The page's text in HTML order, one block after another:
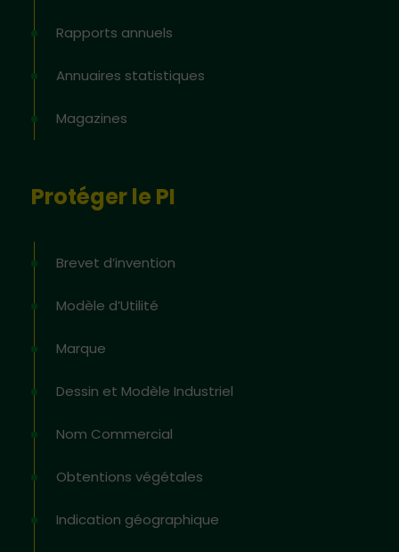
Rapports annuels
Annuaires statistiques
Magazines
Protéger le PI
Brevet d’invention
Modèle d’Utilité
Marque
Dessin et Modèle Industriel
Nom Commercial
Obtentions végétales
Indication géographique